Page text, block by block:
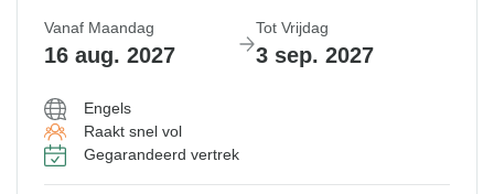
Vanaf Maandag
16 aug. 2027
Tot Vrijdag
3 sep. 2027
Engels
Raakt snel vol
Gegarandeerd vertrek